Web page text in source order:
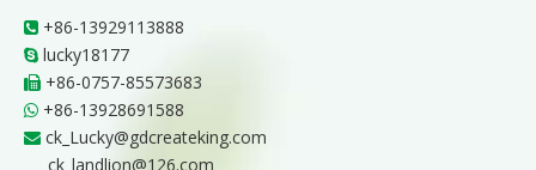
 +86-13929113888
 lucky18177
 +86-0757-85573683
 +86-13928691588
 ck_Lucky@gdcreateking.com
ck_landlion@126.com